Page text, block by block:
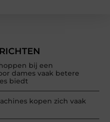
bij een
dames vaak betere
biedt
kopen zich vaak